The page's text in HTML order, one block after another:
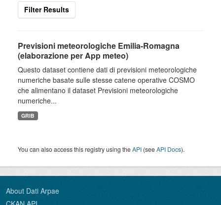
Filter Results
Previsioni meteorologiche Emilia-Romagna
(elaborazione per App meteo)
Questo dataset contiene dati di previsioni meteorologiche
numeriche basate sulle stesse catene operative COSMO
che alimentano il dataset Previsioni meteorologiche
numeriche...
GRIB
You can also access this registry using theAPI (seeAPI Docs).
About Dati Arpae